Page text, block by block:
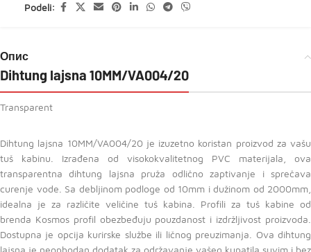
Podeli:
Опис
Dihtung lajsna 10MM/VA004/20
Transparent
Dihtung lajsna 10MM/VA004/20 je izuzetno koristan proizvod za vašu
tuš kabinu. Izrađena od visokokvalitetnog PVC materijala, ova
transparentna dihtung lajsna pruža odlično zaptivanje i sprečava
curenje vode. Sa debljinom podloge od 10mm i dužinom od 2000mm,
idealna je za različite veličine tuš kabina. Profili za tuš kabine od
brenda Kosmos profil obezbeđuju pouzdanost i izdržljivost proizvoda.
Dostupna je opcija kurirske službe ili ličnog preuzimanja. Ova dihtung
lajsna je neophodan dodatak za održavanje vašeg kupatila suvim i bez